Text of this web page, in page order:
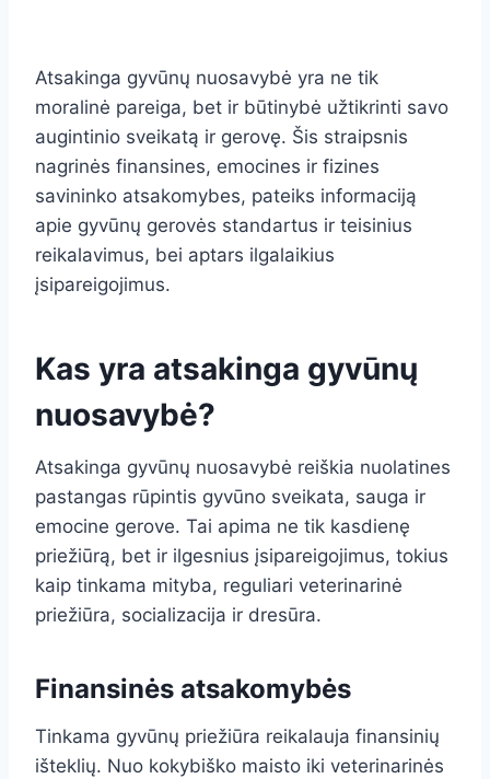
Atsakinga gyvūnų nuosavybė yra ne tik
moralinė pareiga, bet ir būtinybė užtikrinti savo
augintinio sveikatą ir gerovę. Šis straipsnis
nagrinės finansines, emocines ir fizines
savininko atsakomybes, pateiks informaciją
apie gyvūnų gerovės standartus ir teisinius
reikalavimus, bei aptars ilgalaikius
įsipareigojimus.
Kas yra atsakinga gyvūnų
nuosavybė?
Atsakinga gyvūnų nuosavybė reiškia nuolatines
pastangas rūpintis gyvūno sveikata, sauga ir
emocine gerove. Tai apima ne tik kasdienę
priežiūrą, bet ir ilgesnius įsipareigojimus, tokius
kaip tinkama mityba, reguliari veterinarinė
priežiūra, socializacija ir dresūra.
Finansinės atsakomybės
Tinkama gyvūnų priežiūra reikalauja finansinių
išteklių. Nuo kokybiško maisto iki veterinarinės